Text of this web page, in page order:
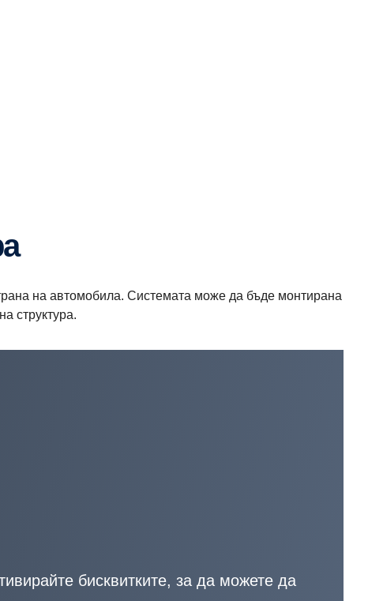
на автомобила. Системата може да бъде монтирана
структура.
бисквитките, за да можете да